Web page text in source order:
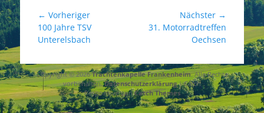
Beitragsnavigation
← Vorheriger
Vorheriger
Beitrag:
100 Jahre TSV
Unterelsbach
Nächster →
Nächster
31. Motorradtreffen
Oechsen
Copyright © 2026Trachtenkapelle Frankenheim. Alle Rechte
vorbehalten.Datenschutzerklärung| Catch
Responsive vonCatch Themes